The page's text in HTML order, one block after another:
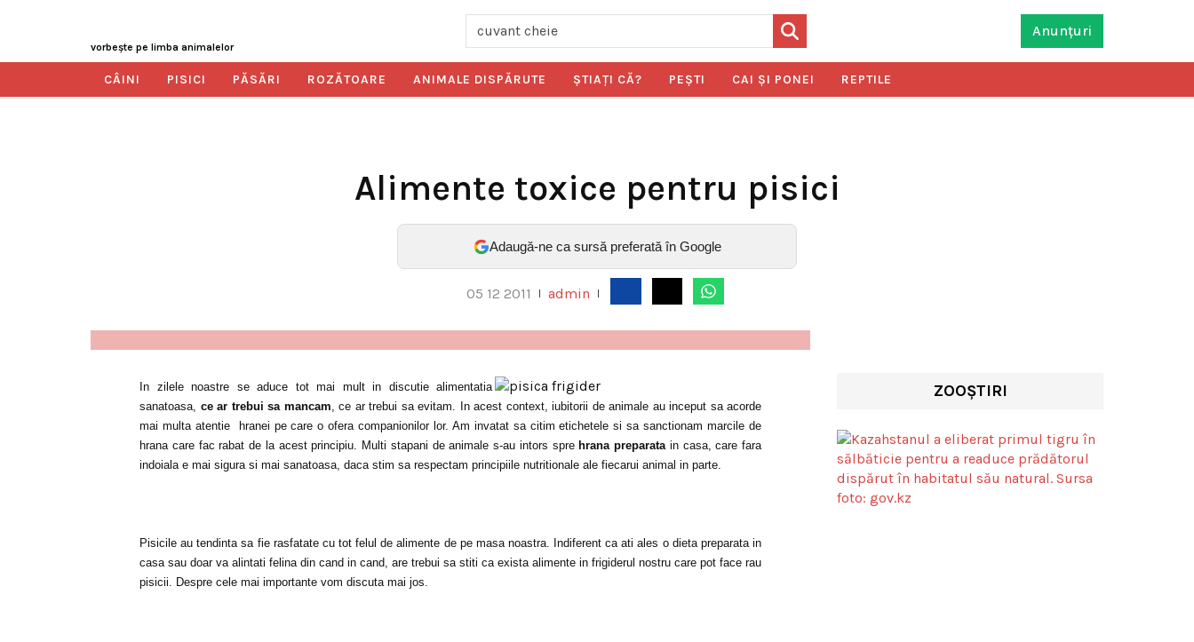
vorbeşte pe limba animalelor
Anunțuri
CÂINI PISICI PĂSĂRI ROZĂTOARE ANIMALE DISPĂRUTE ŞTIAŢI CĂ? PEŞTI CAI ŞI PONEI REPTILE
Alimente toxice pentru pisici
Adaugă-ne ca sursă preferată în Google
05 12 2011 admin
In zilele noastre se aduce tot mai mult in discutie alimentatia
sanatoasa, ce ar trebui sa mancam, ce ar trebui sa evitam. In acest context, iubitorii de animale au inceput sa acorde
mai multa atentie hranei pe care o ofera companionilor lor. Am invatat sa citim etichetele si sa sanctionam marcile de
hrana care fac rabat de la acest principiu. Multi stapani de animale s-au intors spre hrana preparatain casa, care fara
indoiala e mai sigura si mai sanatoasa, daca stim sa respectam principiile nutritionale ale fiecarui animal in parte.
Pisicile au tendinta sa fie rasfatate cu tot felul de alimente de pe masa noastra. Indiferent ca ati ales o dieta preparata in
casa sau doar va alintati felina din cand in cand, are trebui sa stiti ca exista alimente in frigiderul nostru care pot face rau
pisicii. Despre cele mai importante vom discuta mai jos.
ZOOȘTIRI